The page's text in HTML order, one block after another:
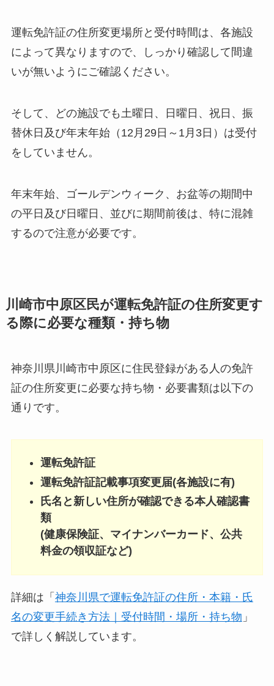
運転免許証の住所変更場所と受付時間は、各施設
によって異なりますので、しっかり確認して間違
いが無いようにご確認ください。
そして、どの施設でも土曜日、日曜日、祝日、振
替休日及び年末年始（12月29日～1月3日）は受付
をしていません。
年末年始、ゴールデンウィーク、お盆等の期間中
の平日及び日曜日、並びに期間前後は、特に混雑
するので注意が必要です。
川崎市中原区民が運転免許証の住所変更す
る際に必要な種類・持ち物
神奈川県川崎市中原区に住民登録がある人の免許
証の住所変更に必要な持ち物・必要書類は以下の
通りです。
運転免許証
運転免許証記載事項変更届(各施設に有)
氏名と新しい住所が確認できる本人確認書
類
(健康保険証、マイナンバーカード、公共
料金の領収証など)
詳細は「 神奈川県で運転免許証の住所・本籍・氏
名の変更手続き方法｜受付時間・場所・持ち物 」
で詳しく解説しています。